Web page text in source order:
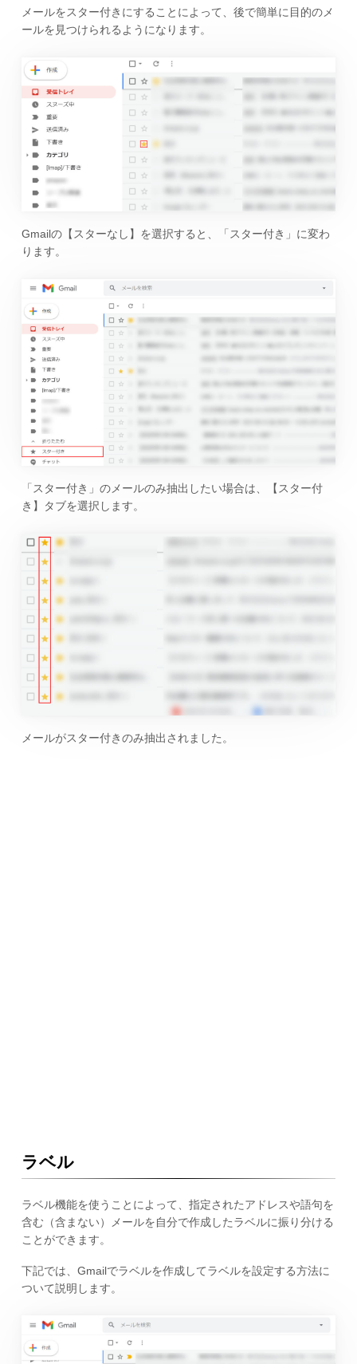
メールをスター付きにすることによって、後で簡単に目的のメ
ールを見つけられるようになります。
Gmailの【スターなし】を選択すると、「スター付き」に変わ
ります。
「スター付き」のメールのみ抽出したい場合は、【スター付
き】タブを選択します。
メールがスター付きのみ抽出されました。
ラベル
ラベル機能を使うことによって、指定されたアドレスや語句を
含む（含まない）メールを自分で作成したラベルに振り分ける
ことができます。
下記では、Gmailでラベルを作成してラベルを設定する方法に
ついて説明します。